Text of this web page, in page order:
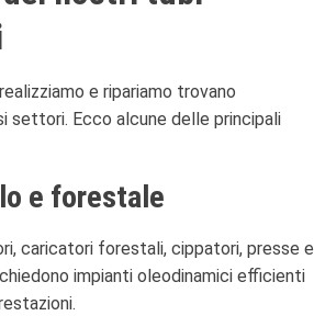
e ripariamo trovano
settori. Ecco alcune delle principali
e forestale
caricatori forestali, cippatori, presse e
impianti oleodinamici efficienti